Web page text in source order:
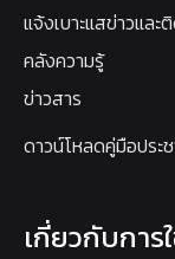
แจ้งเบาะแสข่าวและ
คลังความรู้
ข่าวสาร
ดาวน์โหลดคู่มือประ
เกี่ยวกับการ